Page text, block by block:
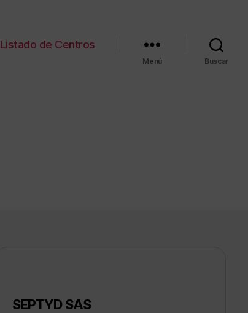
Listado de Centros
Menú Buscar
SEPTYD SAS